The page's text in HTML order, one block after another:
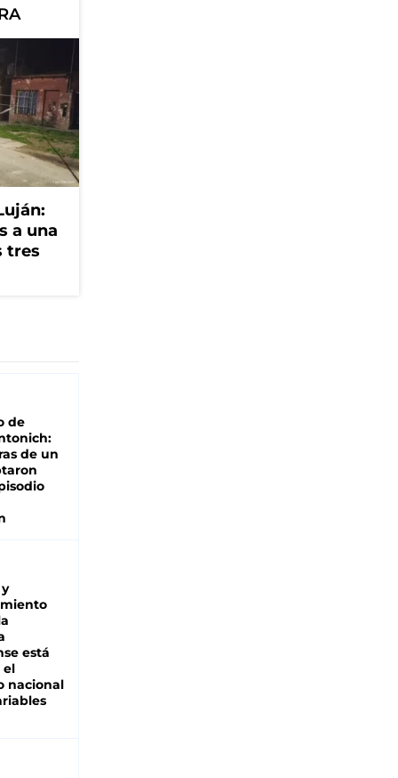
a una
tres
de
de un
está
el
nacional